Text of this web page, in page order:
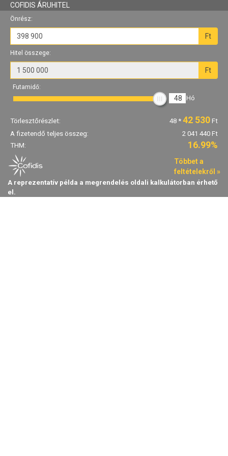
COFIDIS ÁRUHITEL
Önrész:
Ft
Hitel összege:
Ft
Futamidő:
48 Hó
Törlesztőrészlet: 48 * 42 530 Ft
A fizetendő teljes összeg:
2 041 440 Ft
THM:
16.99%
Többet a
feltételekről »
A reprezentatív példa a megrendelés oldali kalkulátorban érhető
el.